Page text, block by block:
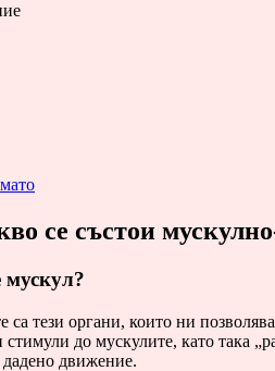
се състои
мускул?
са тези органи, които ни
до мускулите, като така
движение.